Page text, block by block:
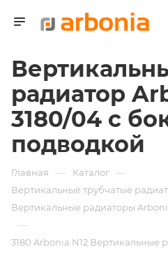
радиатор
3180/04 с
подводкой
Главная — Каталог —
Вертикальные трубчатые
Вертикальные радиаторы
—
3180 Arbonia N12 Вертикальные